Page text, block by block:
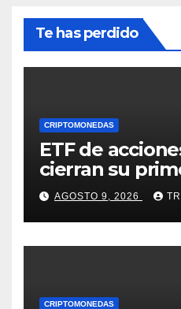
Te has perdido
CRIPTOMONEDAS
ETF de
cierran su
positivo desde
guerra en Irán
AGOSTO 9, 2026
CRIPTOMONEDAS